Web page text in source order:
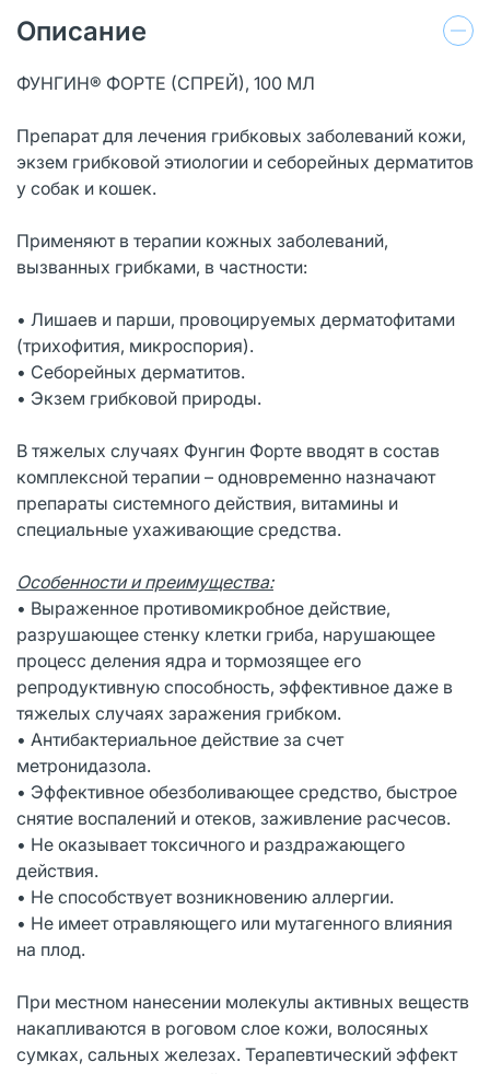
Описание
ФУНГИН® ФОРТЕ (СПРЕЙ), 100 МЛ
Препарат для лечения грибковых заболеваний кожи,
экзем грибковой этиологии и себорейных дерматитов
у собак и кошек.
Применяют в терапии кожных заболеваний,
вызванных грибками, в частности:
• Лишаев и парши, провоцируемых дерматофитами
(трихофития, микроспория).
• Себорейных дерматитов.
• Экзем грибковой природы.
В тяжелых случаях Фунгин Форте вводят в состав
комплексной терапии – одновременно назначают
препараты системного действия, витамины и
специальные ухаживающие средства.
Особенности и преимущества:
• Выраженное противомикробное действие,
разрушающее стенку клетки гриба, нарушающее
процесс деления ядра и тормозящее его
репродуктивную способность, эффективное даже в
тяжелых случаях заражения грибком.
• Антибактериальное действие за счет
метронидазола.
• Эффективное обезболивающее средство, быстрое
снятие воспалений и отеков, заживление расчесов.
• Не оказывает токсичного и раздражающего
действия.
• Не способствует возникновению аллергии.
• Не имеет отравляющего или мутагенного влияния
на плод.
При местном нанесении молекулы активных веществ
накапливаются в роговом слое кожи, волосяных
сумках, сальных железах. Терапевтический эффект